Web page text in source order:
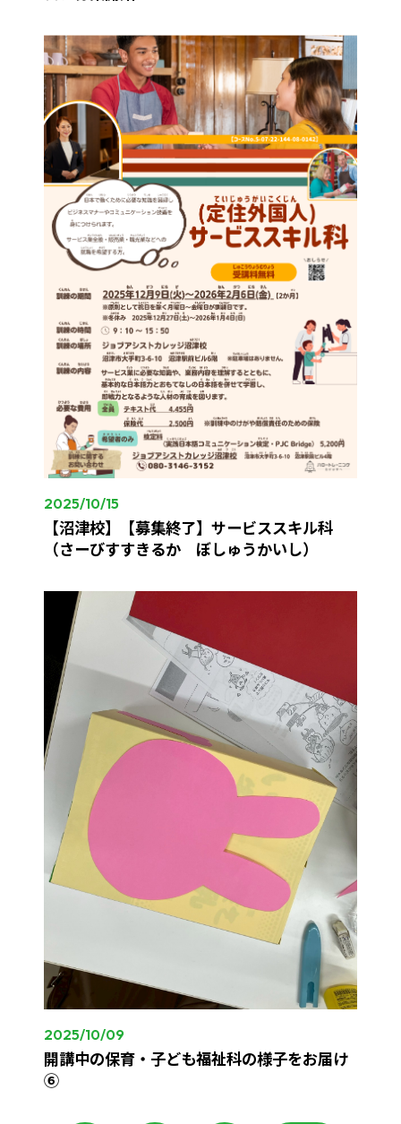
2025/10/15
【沼津校】【募集終了】サービススキル科
（さーびすすきるか ぼしゅうかいし）
2025/10/09
開講中の保育・子ども福祉科の様子をお届け
⑥